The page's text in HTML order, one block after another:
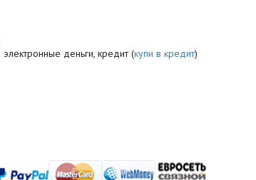
деньги, кредит (купи в кредит)